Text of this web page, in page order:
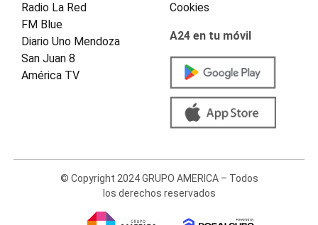
Radio La Red
FM Blue
Diario Uno Mendoza
San Juan 8
América TV
Cookies
A24 en tu móvil
© Copyright 2024 GRUPO AMERICA – Todos
los derechos reservados